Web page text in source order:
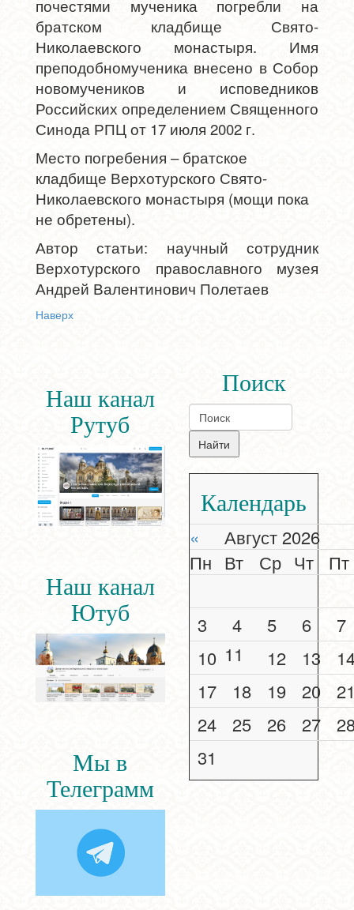
почестями мученика погребли на
братском кладбище Свято-
Николаевского монастыря. Имя
преподобномученика внесено в Собор
новомучеников и исповедников
Российских определением Священного
Синода РПЦ от 17 июля 2002 г.
Место погребения – братское
кладбище Верхотурского Свято-
Николаевского монастыря (мощи пока
не обретены).
Автор статьи: научный сотрудник
Верхотурского православного музея
Андрей Валентинович Полетаев
Наверх
Наш канал
Рутуб
Наш канал
Ютуб
Мы в
Телеграмм
Поиск
Календарь
«
Август 2026
Пн Вт Ср Чт Пт
3 4 5 6
7
10 11 12 13
17
18 19 20
24
25 26 27
31